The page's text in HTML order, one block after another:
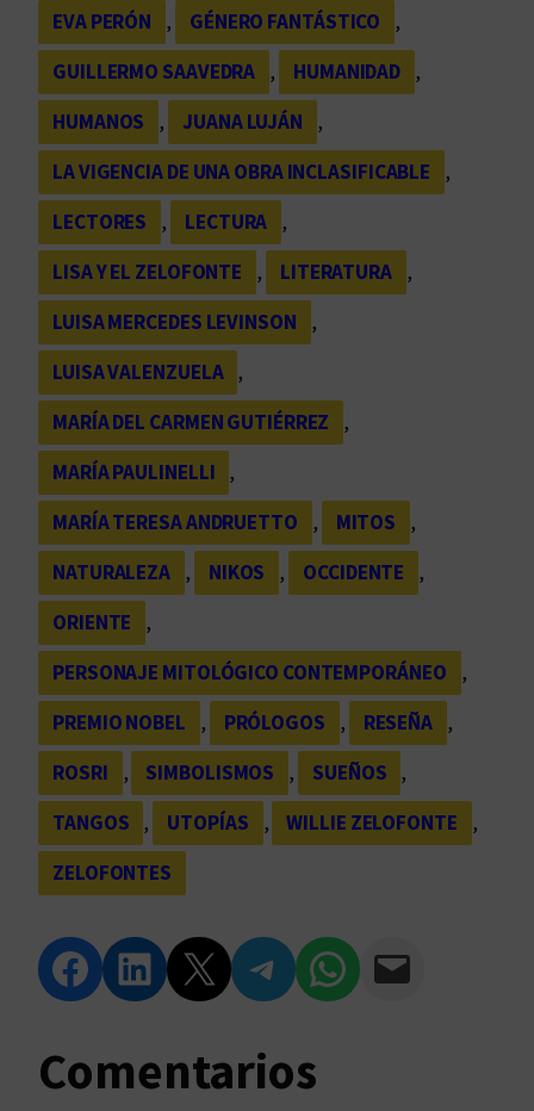
EVA PERÓN
, GÉNERO FANTÁSTICO
,
GUILLERMO SAAVEDRA
, HUMANIDAD
,
HUMANOS
, JUANA LUJÁN
,
LA VIGENCIA DE UNA OBRA INCLASIFICABLE
,
LECTORES
, LECTURA
,
LISA Y EL ZELOFONTE
, LITERATURA
,
LUISA MERCEDES LEVINSON
,
LUISA VALENZUELA
,
MARÍA DEL CARMEN GUTIÉRREZ
,
MARÍA PAULINELLI
,
MARÍA TERESA ANDRUETTO
, MITOS
,
NATURALEZA
, NIKOS , OCCIDENTE
,
ORIENTE
,
PERSONAJE MITOLÓGICO CONTEMPORÁNEO
,
PREMIO NOBEL
, PRÓLOGOS , RESEÑA
,
ROSRI
, SIMBOLISMOS , SUEÑOS
,
TANGOS
, UTOPÍAS , WILLIE ZELOFONTE
,
ZELOFONTES
Compartir en Facebook Compartir en LinkedIn Compartir en Twitter Compartir en Telegram Compartir en WhatsApp Compartir vía Email
Comentarios